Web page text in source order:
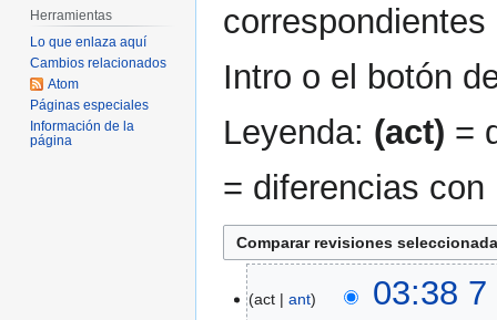
Intro o el botón
Leyenda: (act) =
= diferencias
oct
act ant
03:38
Herramientas
Lo que enlaza aquí
Cambios relacionados
Atom
Páginas especiales
Información de la
página